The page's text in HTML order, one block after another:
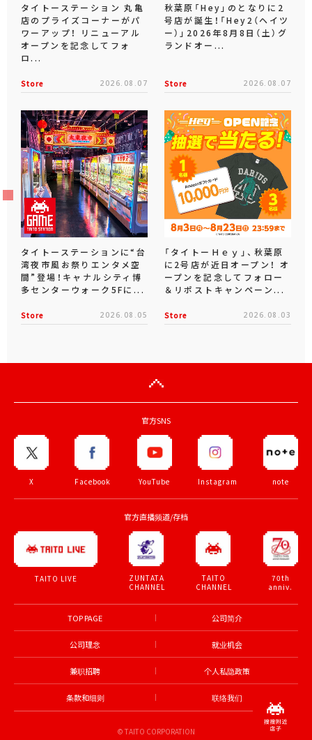
タイトーステーション 丸亀
店のプライズコーナーがパ
ワーアップ！ リニューアル
オープンを記念してフォ
ロ...
Store 2026.08.07
秋葉原「Hey」のとなりに2
号店が誕生！「Hey2（ヘイツ
ー）」2026年8月8日（土）グ
ランドオー...
Store 2026.08.07
タイトーステーションに“台
湾夜市風お祭りエンタメ空
間”登場！キャナルシティ博
多センターウォーク5Fに...
Store 2026.08.05
「タイトーＨｅｙ」、秋葉原
に2号店が近日オープン！ オ
ープンを記念してフォロー
＆リポストキャンペーン...
Store 2026.08.03
官方SNS
X Facebook YouTube Instagram note
官方直播频道/存档
TAITO LIVE
ZUNTATA
CHANNEL
TAITO
CHANNEL
70th
anniv.
TOP PAGE 公司简介
公司理念 就业机会
兼职招聘 个人私隐政策
条款和细则 联络我们
© TAITO CORPORATION